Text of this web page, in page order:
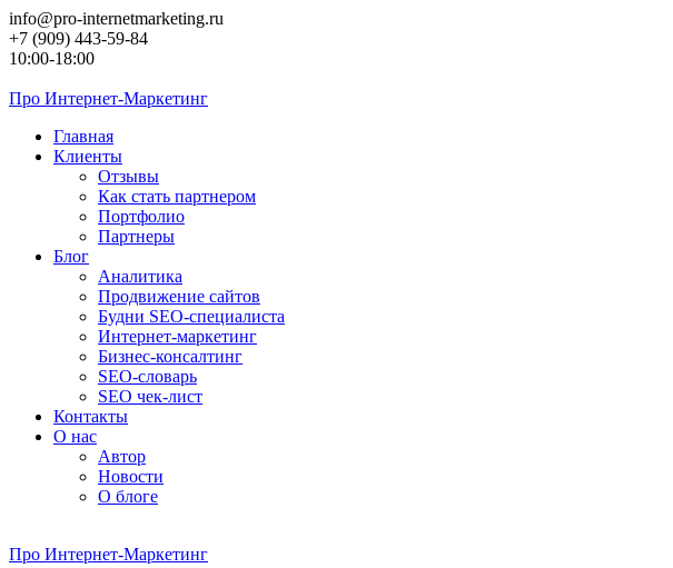
Перейти
к
контенту
info@pro-internetmarketing.ru
+7 (909) 443-59-84
10:00-18:00
Про Интернет-Маркетинг
Главная
Клиенты
Отзывы
Как стать партнером
Портфолио
Партнеры
Блог
Аналитика
Продвижение сайтов
Будни SEO-специалиста
Интернет-маркетинг
Бизнес-консалтинг
SEO-словарь
SEO чек-лист
Контакты
О нас
Автор
Новости
О блоге
Про Интернет-Маркетинг